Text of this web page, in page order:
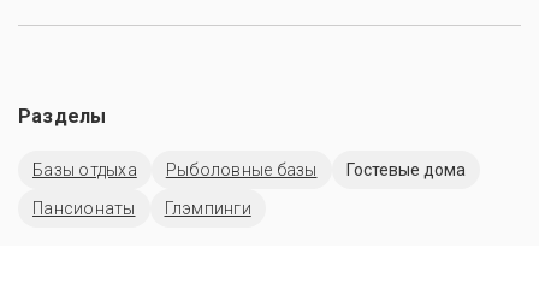
Разделы
Базы отдыха Рыболовные базы
Гостевые дома
Пансионаты
Глэмпинги